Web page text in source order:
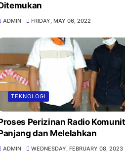
ADMIN FRIDAY, MAY 06, 2022
TEKNOLOGI
Perizinan Radio
dan Melelahkan
ADMIN WEDNESDAY, FEBRUARY 08, 2023